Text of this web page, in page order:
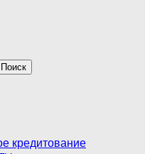
кредитование